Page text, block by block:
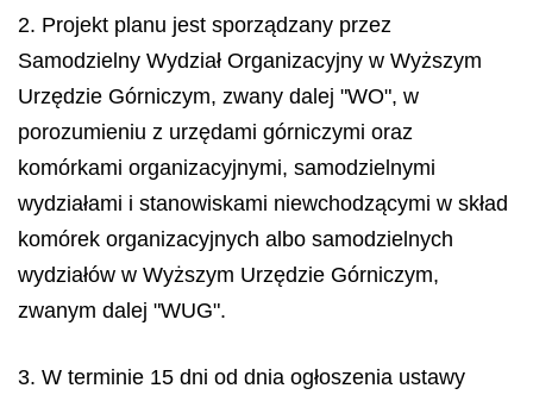
2. Projekt planu jest sporządzany przez
Samodzielny Wydział Organizacyjny w Wyższym
Urzędzie Górniczym, zwany dalej "WO", w
porozumieniu z urzędami górniczymi oraz
komórkami organizacyjnymi, samodzielnymi
wydziałami i stanowiskami niewchodzącymi w skład
komórek organizacyjnych albo samodzielnych
wydziałów w Wyższym Urzędzie Górniczym,
zwanym dalej "WUG".
3. W terminie 15 dni od dnia ogłoszenia ustawy